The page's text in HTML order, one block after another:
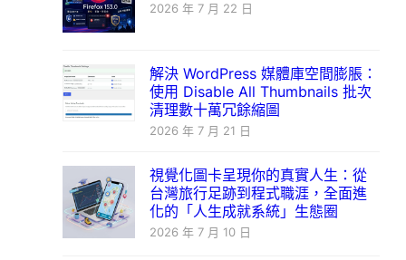
2026 年 7 月 22 日
解決 WordPress 媒體庫空間膨脹：
使用 Disable All Thumbnails 批次
清理數十萬冗餘縮圖
2026 年 7 月 21 日
視覺化圖卡呈現你的真實人生：從
台灣旅行足跡到程式職涯，全面進
化的「人生成就系統」生態圈
2026 年 7 月 10 日